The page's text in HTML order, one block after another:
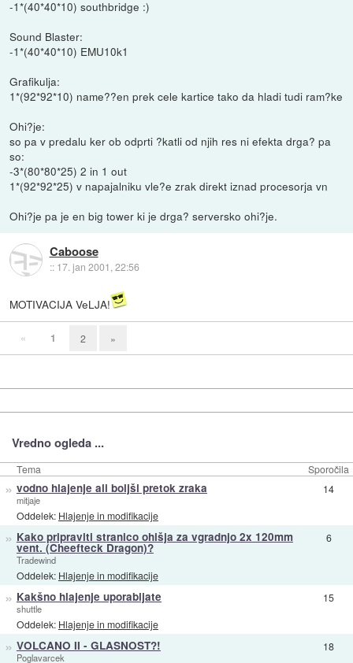
-1*(40*40*10) southbridge :)
Sound Blaster:
-1*(40*40*10) EMU10k1
Grafikulja:
1*(92*92*10) name??en prek cele kartice tako da hladi tudi ram?ke
Ohi?je:
so pa v predalu ker ob odprti ?katli od njih res ni efekta drga? pa
so:
-3*(80*80*25) 2 in 1 out
1*(92*92*25) v napajalniku vle?e zrak direkt iznad procesorja vn
Ohi?je pa je en big tower ki je drga? serversko ohi?je.
Caboose
:: 17. jan 2001, 22:56
MOTIVACIJA VeLJA!
« 1 2 »
Vredno ogleda ...
Tema Sporočila
» vodno hlajenje ali boljši pretok zraka
mitjaje
Oddelek: Hlajenje in modifikacije
14
» Kako pripraviti stranico ohišja za vgradnjo 2x 120mm
vent. (Cheefteck Dragon)?
Tradewind
Oddelek: Hlajenje in modifikacije
6
» Kakšno hlajenje uporabljate
shuttle
Oddelek: Hlajenje in modifikacije
15
» VOLCANO II - GLASNOST?!
Poglavarcek
18